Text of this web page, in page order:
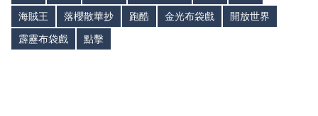
海賊王
落櫻散華抄 跑酷 金光布袋戲
開放世界
霹靂布袋戲
點擊